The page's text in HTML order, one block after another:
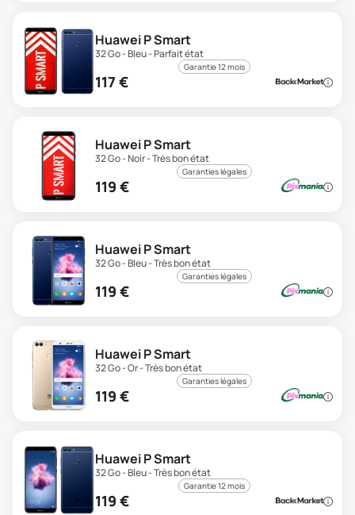
Huawei P Smart
32 Go - Bleu - Parfait état
Garantie 12 mois
117 €
Huawei P Smart
32 Go - Noir - Très bon état
Garanties légales
119 €
Huawei P Smart
32 Go - Bleu - Très bon état
Garanties légales
119 €
Huawei P Smart
32 Go - Or - Très bon état
Garanties légales
119 €
Huawei P Smart
32 Go - Bleu - Très bon état
Garantie 12 mois
119 €